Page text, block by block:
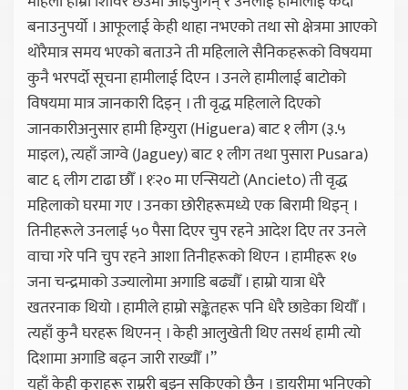
बनाउनुपर्यो । आफूलाई केही थाहा नभएको तथा सो क्षेत्रमा आएको
थोरैमात्र समय भएको बताउने ती महिलाले सैनिकहरूको विषयमा
कुनै भरपर्दो सूचना हामीलाई दिएन । उनले हामीलाई बाटोको
विषयमा मात्र जानकारी दिइन् । ती वृद्ध महिलाले दिएको
जानकारीअनुसार हामी हिग्युरा (Higuera) बाट १ लीग (३.५
माइल), त्यहाँ जाग्वे (Jaguey) बाट १ लीग तथा पुसारा Pusara)
बाट ६ लीग टाढा छौँ । १ः२० मा एन्सियटो (Ancieto) ती वृद्ध
महिलाको घरमा गए । उनका छोरीहरूमध्ये एक बिरामी थिइन् ।
तिनीहरूले उनलाई ५० पैसा दिएर चुप रहने आदेश दिए तर उनले
वाचा गरे पनि चुप रहने आशा तिनीहरूको थिएन । हामीहरू १७
जना चन्द्रमाको उज्यालोमा अगाडि बढ्यौँ । हाम्रो यात्रा धेरै
खतरनाक थियो । हामीले हाम्रो सङ्केतहरू पनि धेरै छाडेका थियौँ ।
त्यहाँ कुनै घरहरू थिएनन् । केही आलुखेती थिए तसर्थ हामी त्यो
दिशामा अगाडि बढ्न जारी राख्यौँ ।”